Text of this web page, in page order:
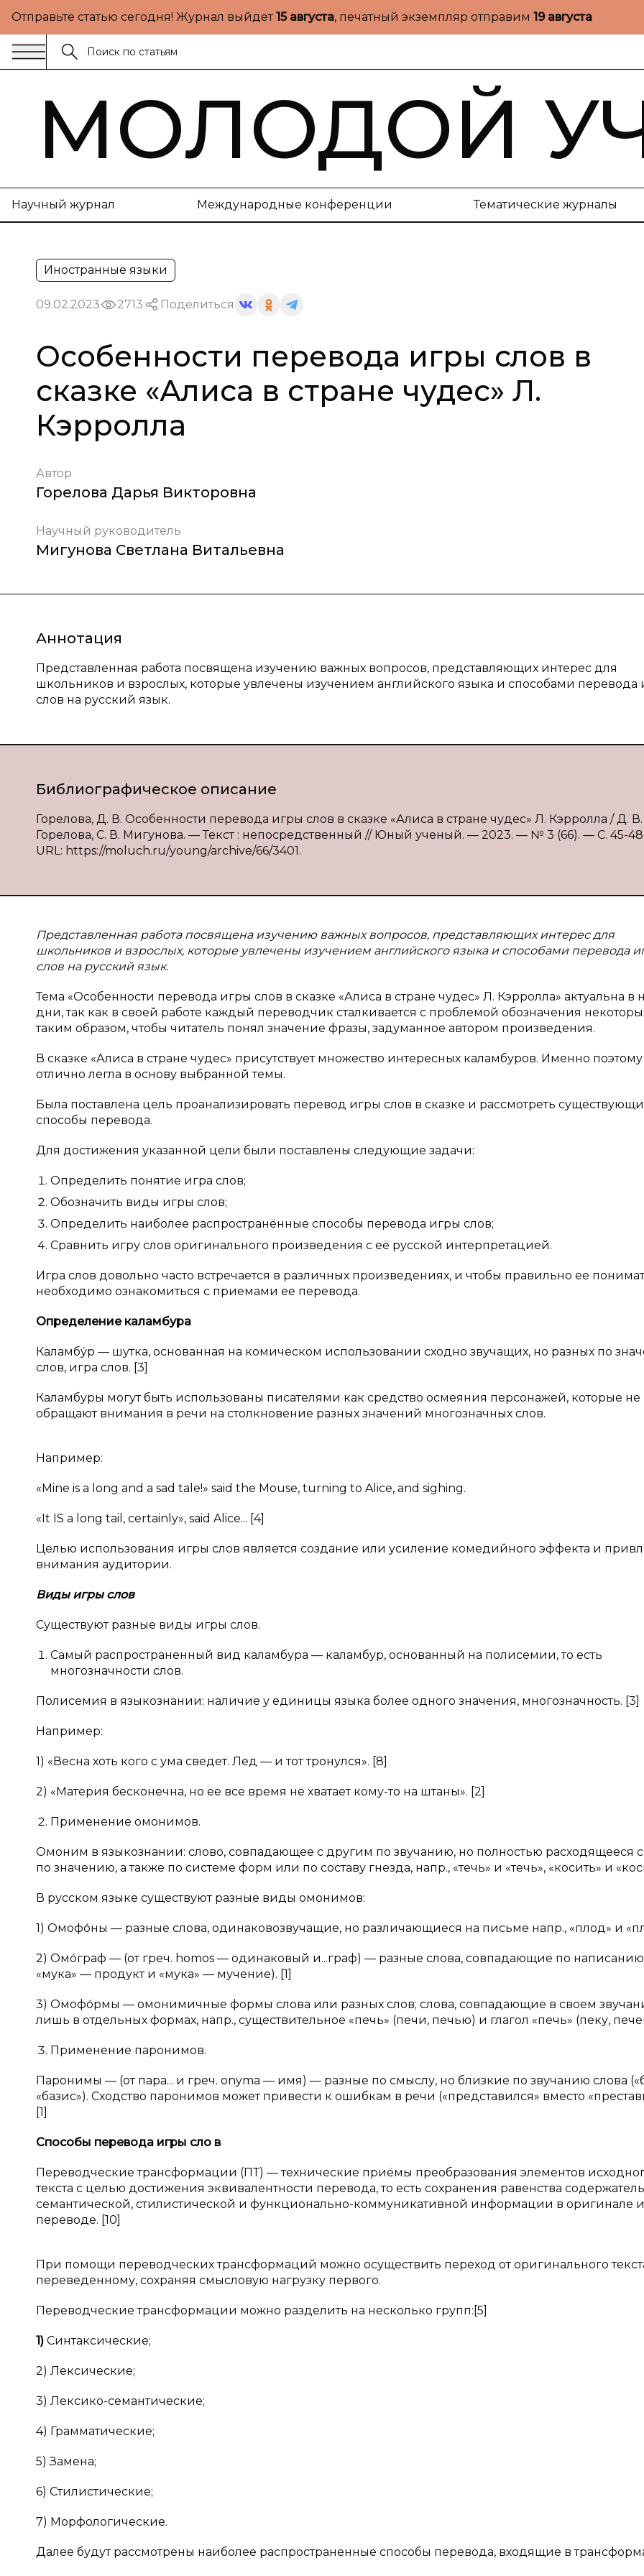
Отправьте статью сегодня! Журнал выйдет15 августа, печатный экземпляр отправим 19 августа
МОЛОДОЙ
Научный журнал Международные конференции Тематические журналы
Иностранные языки
09.02.2023 2713 Поделиться
Особенности перевода игры слов в
сказке «Алиса в стране чудес» Л.
Кэрролла
Автор
Горелова Дарья Викторовна
Научный руководитель
Мигунова Светлана Витальевна
Аннотация
Представленная работа посвящена изучению важных вопросов, представляющих интерес для
школьников и взрослых, которые увлечены изучением английского языка и способами перевода
слов на русский язык.
Библиографическое описание
Горелова, Д. В. Особенности перевода игры слов в сказке «Алиса в стране чудес» Л. Кэрролла / Д. В.
Горелова, С. В. Мигунова. — Текст : непосредственный // Юный ученый. — 2023. — № 3 (66). — С. 45-
URL: https://moluch.ru/young/archive/66/3401.
Представленная работа посвящена изучению важных вопросов, представляющих интерес для
школьников и взрослых, которые увлечены изучением английского языка и способами перевода
слов на русский язык.
Тема «Особенности перевода игры слов в сказке «Алиса в стране чудес» Л. Кэрролла» актуальна в
дни, так как в своей работе каждый переводчик сталкивается с проблемой обозначения
таким образом, чтобы читатель понял значение фразы, задуманное автором произведения.
В сказке «Алиса в стране чудес» присутствует множество интересных каламбуров. Именно
отлично легла в основу выбранной темы.
Была поставлена цель проанализировать перевод игры слов в сказке и рассмотреть
способы перевода.
Для достижения указанной цели были поставлены следующие задачи:
Определить понятие игра слов;
Обозначить виды игры слов;
Определить наиболее распространённые способы перевода игры слов;
Сравнить игру слов оригинального произведения с её русской интерпретацией.
Игра слов довольно часто встречается в различных произведениях, и чтобы правильно ее
необходимо ознакомиться с приемами ее перевода.
Определение каламбура
Каламбу́р — шутка, основанная на комическом использовании сходно звучащих, но разных по
слов, игра слов. [3]
Каламбуры могут быть использованы писателями как средство осмеяния персонажей, которые не
обращают внимания в речи на столкновение разных значений многозначных слов.
Например:
«Mine is a long and a sad tale!» said the Mouse, turning to Alice, and sighing.
«It IS a long tail, certainly», said Alice... [4]
Целью использования игры слов является создание или усиление комедийного эффекта и
внимания аудитории.
Виды игры слов
Существуют разные виды игры слов.
Самый распространенный вид каламбура — каламбур, основанный на полисемии, то есть
многозначности слов.
Полисемия в языкознании: наличие у единицы языка более одного значения, многозначность. [3]
Например:
1) «Весна хоть кого с ума сведет. Лед — и тот тронулся». [8]
2) «Материя бесконечна, но ее все время не хватает кому-то на штаны». [2]
Применение омонимов.
Омоним в языкознании: слово, совпадающее с другим по звучанию, но полностью расходящееся
по значению, а также по системе форм или по составу гнезда, напр., «течь» и «течь», «косить» и
В русском языке существуют разные виды омонимов:
1) Омофо́ны — разные слова, одинаковозвучащие, но различающиеся на письме напр., «плод» и
2) Омо́граф — (от греч. homos — одинаковый и...граф) — разные слова, совпадающие по написанию
«мука» — продукт и «мука» — мучение). [1]
3) Омофо́рмы — омонимичные формы слова или разных слов; слова, совпадающие в своем
лишь в отдельных формах, напр., существительное «печь» (печи, печью) и глагол «печь» (пеку,
Применение паронимов.
Паронимы — (от пара... и греч. onyma — имя) — разные по смыслу, но близкие по звучанию слова
«базис»). Сходство паронимов может привести к ошибкам в речи («представился» вместо
[1]
Способы перевода игры сло в
Переводческие трансформации (ПТ) — технические приёмы преобразования элементов
текста с целью достижения эквивалентности перевода, то есть сохранения равенства
семантической, стилистической и функционально-коммуникативной информации в оригинале и
переводе. [10]
При помощи переводческих трансформаций можно осуществить переход от оригинального
переведенному, сохраняя смысловую нагрузку первого.
Переводческие трансформации можно разделить на несколько групп:[5]
1) Синтаксические;
2) Лексические;
3) Лексико-семантические;
4) Грамматические;
5) Замена;
6) Стилистические;
7) Морфологические.
Далее будут рассмотрены наиболее распространенные способы перевода, входящие в